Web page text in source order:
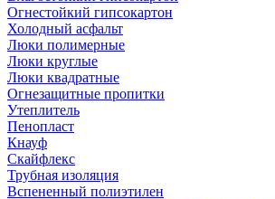
Огнестойкий гипсокартон
Холодный асфальт
Люки полимерные
Люки круглые
Люки квадратные
Огнезащитные пропитки
Утеплитель
Пенопласт
Кнауф
Скайфлекс
Трубная изоляция
Вспененный полиэтилен